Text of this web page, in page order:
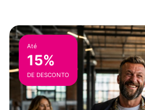
Até
15%
DE DESCONTO